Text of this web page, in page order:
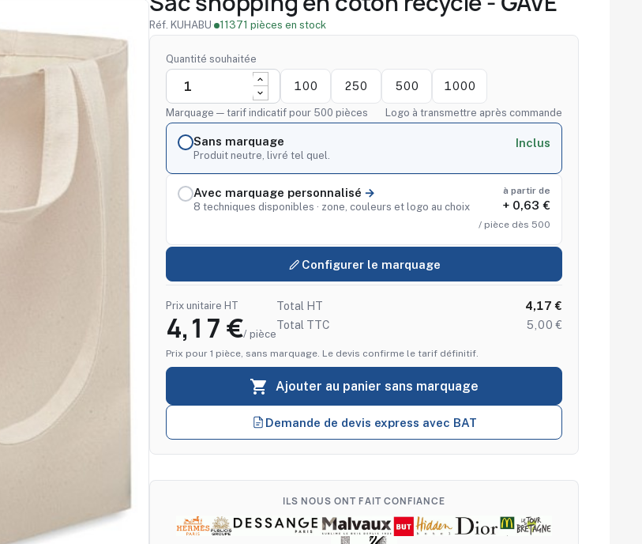
Réf. KUHABU· 11371 pièces en stock
Quantité souhaitée
100 250 500 1000
Marquage — tarif indicatif pour 500 pièces Logo à transmettre après commande
Sans marquage
Produit neutre, livré tel quel.
Inclus
Avec marquage personnalisé
8 techniques disponibles · zone, couleurs et logo au choix
à partir de
+ 0,63 €
/ pièce dès 500
Configurer le marquage
 Ajouter au panier sans marquage
Prix unitaire HT
4,17 €/ pièce
Total HT
4,17 €
Total TTC
5,00 €
Prix pour 1 pièce, sans marquage. Le devis confirme le tarif définitif.
Demande de devis express avec BAT
ILS NOUS ONT FAIT CONFIANCE